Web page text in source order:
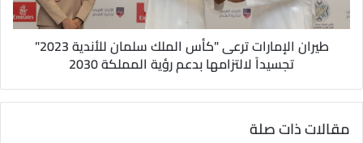
طيران الإمارات ترعى "كأس الملك سلمان للأندية 2023"
تجسيداً لالتزامها بدعم رؤية المملكة 2030
مقالات ذات صلة